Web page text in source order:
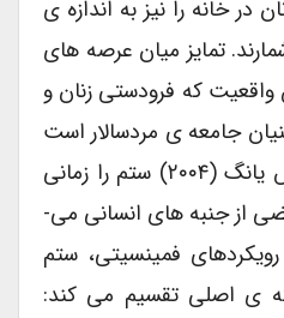
خانه را نیز به اندازه ی
تمایز میان عرصه های
که فرودستی زنان و
جامعه ی مردسالار است
سرپوش می گذارد. ایریس یانگ (۲۰۰۴) ستم را زمانی
از جنبه های انسانی می-
فمینسیتی، ستم
ی اصلی تقسیم می کند: